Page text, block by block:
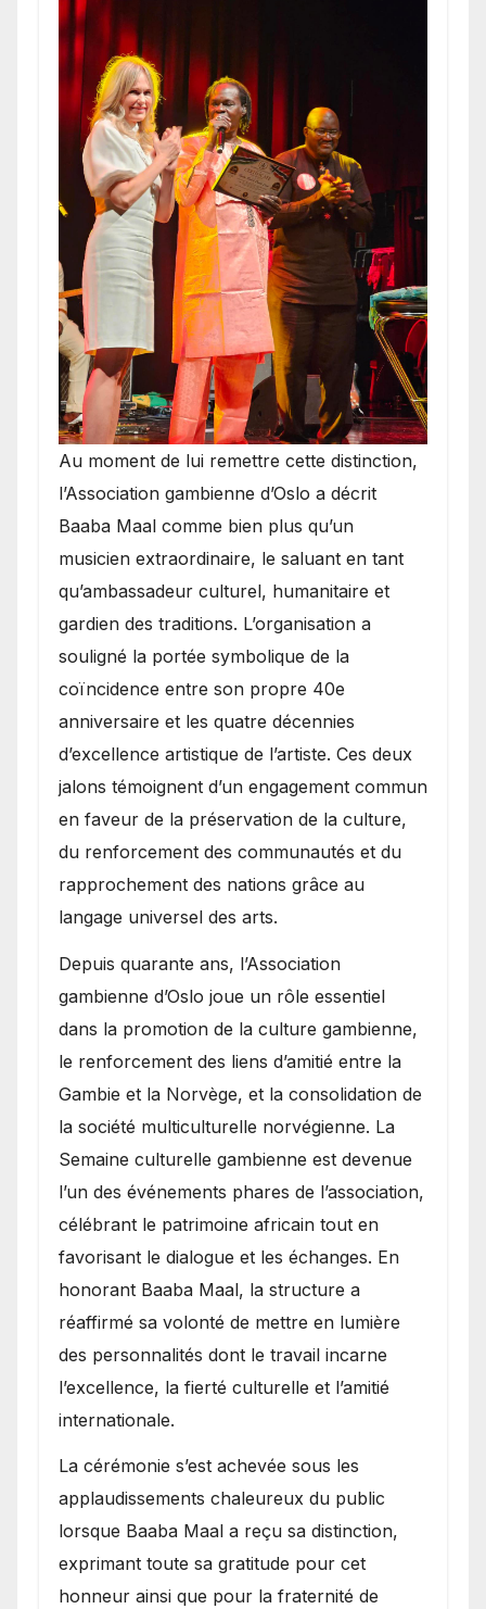
​Au moment de lui remettre cette distinction,
l’Association gambienne d’Oslo a décrit
Baaba Maal comme bien plus qu’un
musicien extraordinaire, le saluant en tant
qu’ambassadeur culturel, humanitaire et
gardien des traditions. L’organisation a
souligné la portée symbolique de la
coïncidence entre son propre 40e
anniversaire et les quatre décennies
d’excellence artistique de l’artiste. Ces deux
jalons témoignent d’un engagement commun
en faveur de la préservation de la culture,
du renforcement des communautés et du
rapprochement des nations grâce au
langage universel des arts.
​Depuis quarante ans, l’Association
gambienne d’Oslo joue un rôle essentiel
dans la promotion de la culture gambienne,
le renforcement des liens d’amitié entre la
Gambie et la Norvège, et la consolidation de
la société multiculturelle norvégienne. La
Semaine culturelle gambienne est devenue
l’un des événements phares de l’association,
célébrant le patrimoine africain tout en
favorisant le dialogue et les échanges. En
honorant Baaba Maal, la structure a
réaffirmé sa volonté de mettre en lumière
des personnalités dont le travail incarne
l’excellence, la fierté culturelle et l’amitié
internationale.
​La cérémonie s’est achevée sous les
applaudissements chaleureux du public
lorsque Baaba Maal a reçu sa distinction,
exprimant toute sa gratitude pour cet
honneur ainsi que pour la fraternité de